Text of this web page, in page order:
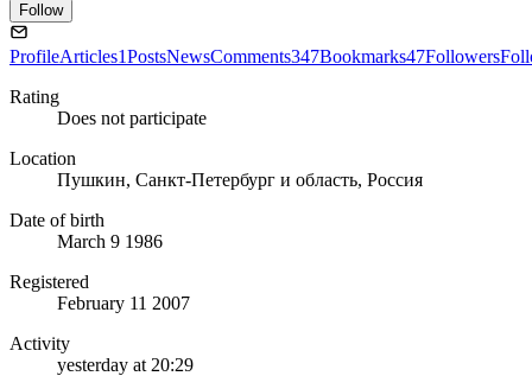
Follow
ProfileArticles1PostsNewsComments347Bookmarks47Followers
Rating
Does not participate
Location
Пушкин, Санкт-Петербург и область, Россия
Date of birth
March 9 1986
Registered
February 11 2007
Activity
yesterday at 20:29